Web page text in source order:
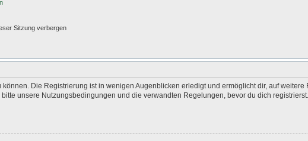
Sitzung verbergen
Die Registrierung ist in wenigen Augenblicken erledigt und ermöglicht dir, auf
unsere Nutzungsbedingungen und die verwandten Regelungen, bevor du dich